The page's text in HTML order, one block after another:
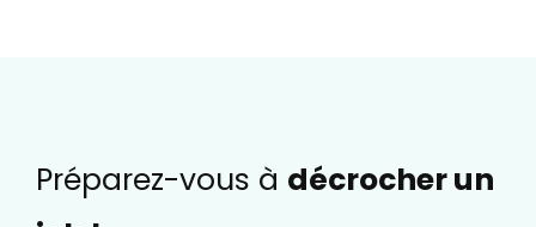
Préparez-vous à décrocher un